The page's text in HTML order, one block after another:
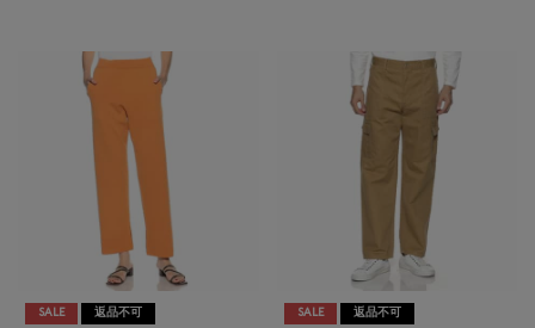
SALE 返品不可 SALE 返品不可